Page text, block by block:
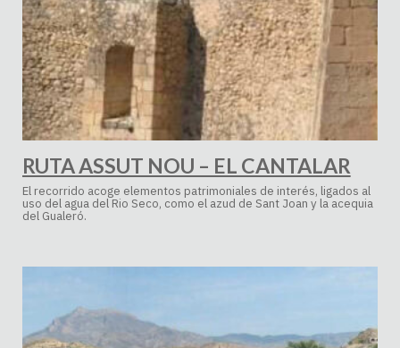
RUTA ASSUT NOU – EL CANTALAR
El recorrido acoge elementos patrimoniales de interés, ligados al
uso del agua del Rio Seco, como el azud de Sant Joan y la acequia
del Gualeró.